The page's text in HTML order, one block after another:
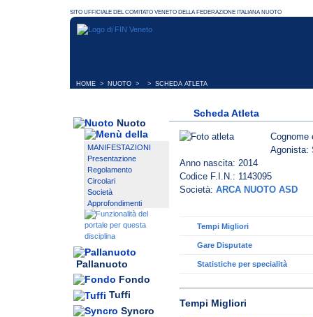
HOME > NUOTO > > SCHEDA ATLETA
Nuoto
MANIFESTAZIONI
Presentazione
Regolamento
Circolari
Società
Approfondimenti
Pallanuoto
Fondo
Tuffi
Syncro
Scheda Atleta
Agonista:
Anno nascita: 2014
Codice F.I.N.: 1143095
Società: ARCA NUOTO ASD
Tempi Migliori
Gare Disputate
Statistiche per specialità
Tempi Migliori